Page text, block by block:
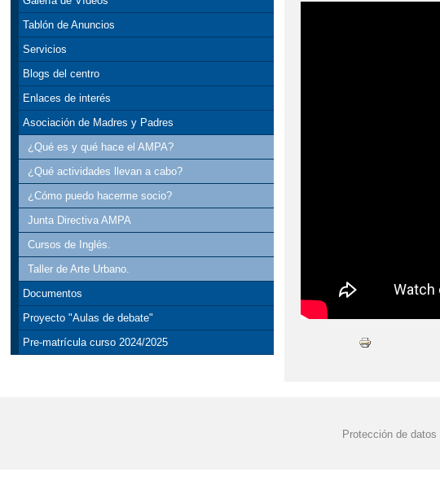
Tablón de Anuncios
Servicios
Blogs del centro
Enlaces de interés
Asociación de Madres y Padres
¿Qué es y qué hace el AMPA?
¿Qué actividades llevan a cabo?
¿Cómo puedo hacerme socio?
Junta Directiva AMPA
Cursos de Inglés.
Taller de Arte Urbano.
Documentos
Proyecto "Aulas de debate"
Pre-matrícula curso 2024/2025
Protección de datos